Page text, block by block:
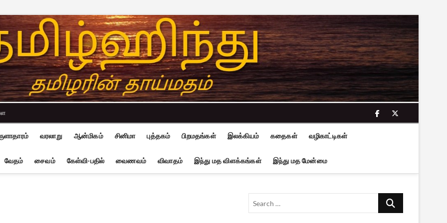
facebook
twitter
வரலாறு ஆன்மிகம் சினிமா புத்தகம் பிறமதங்கள் இலக்கியம் கதைகள் வழிகாட்டிகள்
வேதம் சைவம் கேள்வி-பதில் வைணவம் விவாதம் இந்து மத விளக்கங்கள் இந்து மத மேன்மை
Search